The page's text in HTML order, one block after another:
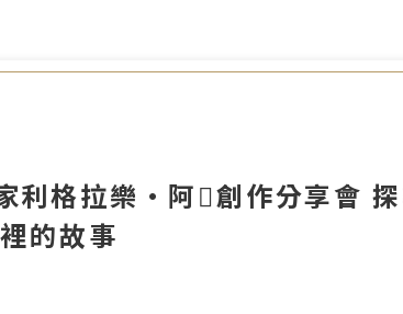
利格拉樂·阿𡠄創作分享會
的故事